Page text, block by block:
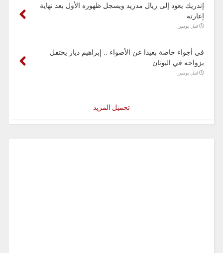
إندريك يعود إلى ريال مدريد ويسجل ظهوره الأول بعد نهاية
إعارته
قبل يومين
في أجواء خاصة بعيدا عن الأضواء .. إبراهيم دياز يحتفل
بزواجه في اليونان
قبل يومين
تحميل المزيد